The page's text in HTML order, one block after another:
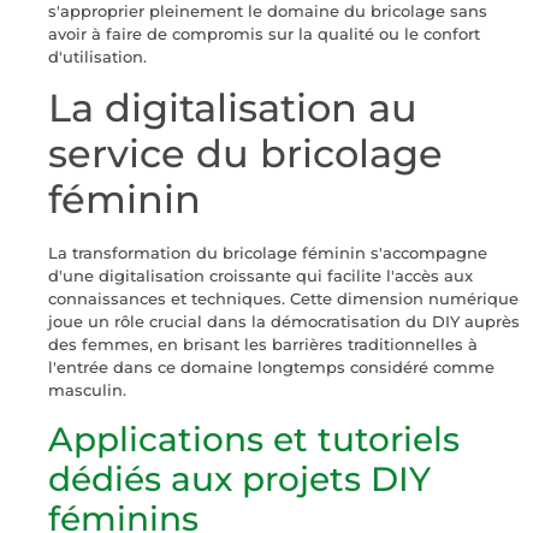
s'approprier pleinement le domaine du bricolage sans
avoir à faire de compromis sur la qualité ou le confort
d'utilisation.
La digitalisation au
service du bricolage
féminin
La transformation du bricolage féminin s'accompagne
d'une digitalisation croissante qui facilite l'accès aux
connaissances et techniques. Cette dimension numérique
joue un rôle crucial dans la démocratisation du DIY auprès
des femmes, en brisant les barrières traditionnelles à
l'entrée dans ce domaine longtemps considéré comme
masculin.
Applications et tutoriels
dédiés aux projets DIY
féminins